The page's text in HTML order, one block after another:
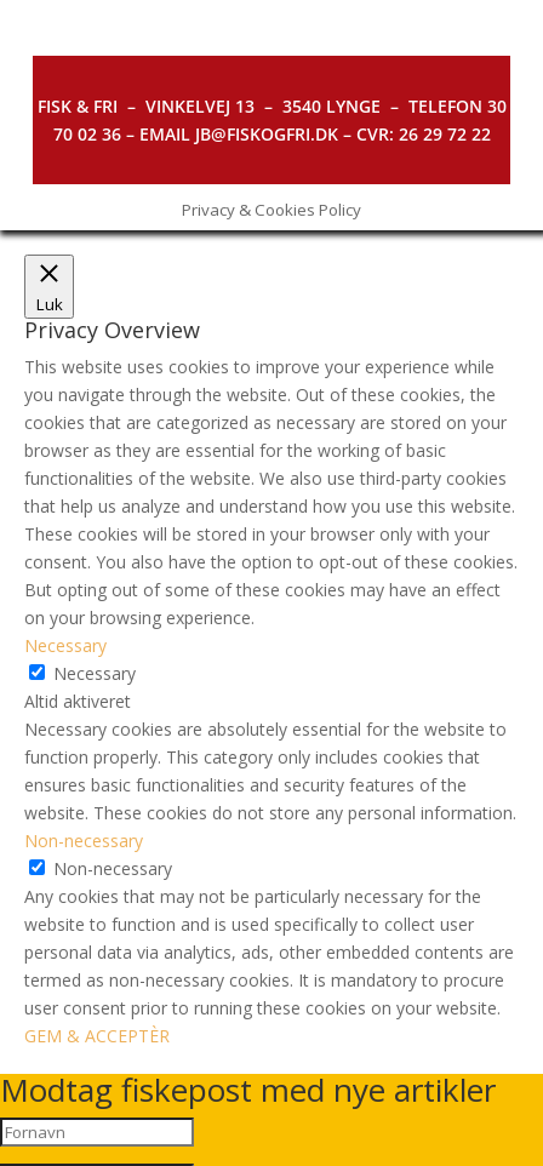
FISK & FRI – VINKELVEJ 13 – 3540 LYNGE – TELEFON 30
70 02 36 – EMAIL JB@FISKOGFRI.DK – CVR: 26 29 72 22
Privacy & Cookies Policy
Luk
Privacy Overview
This website uses cookies to improve your experience while
you navigate through the website. Out of these cookies, the
cookies that are categorized as necessary are stored on your
browser as they are essential for the working of basic
functionalities of the website. We also use third-party cookies
that help us analyze and understand how you use this website.
These cookies will be stored in your browser only with your
consent. You also have the option to opt-out of these cookies.
But opting out of some of these cookies may have an effect
on your browsing experience.
Necessary
Necessary
Altid aktiveret
Necessary cookies are absolutely essential for the website to
function properly. This category only includes cookies that
ensures basic functionalities and security features of the
website. These cookies do not store any personal information.
Non-necessary
Non-necessary
Any cookies that may not be particularly necessary for the
website to function and is used specifically to collect user
personal data via analytics, ads, other embedded contents are
termed as non-necessary cookies. It is mandatory to procure
user consent prior to running these cookies on your website.
GEM & ACCEPTÈR
Modtag fiskepost med nye artikler